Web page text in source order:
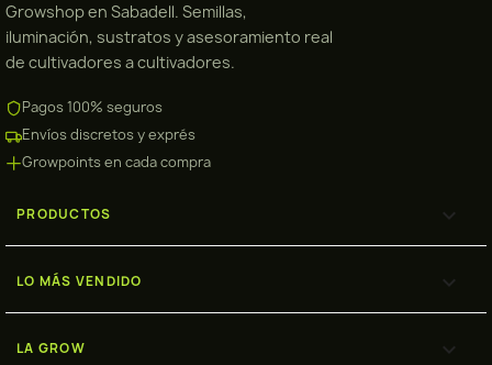
Growshop en Sabadell. Semillas,
iluminación, sustratos y asesoramiento real
de cultivadores a cultivadores.
Pagos 100% seguros
Envíos discretos y exprés
Growpoints en cada compra
PRODUCTOS 
LO MÁS VENDIDO 
LA GROW 